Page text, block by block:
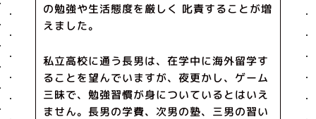
の勉強や生活態度を厳しく 叱責することが増
えました。
私立高校に通う長男は、在学中に海外留学す
ることを望んでいますが、夜更かし、ゲーム
三昧で、勉強習慣が身についているとはいえ
ません。長男の学費、次男の塾、三男の習い